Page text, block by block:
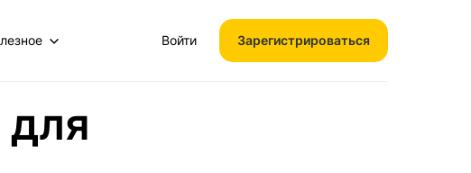
Войти Зарегистрироваться